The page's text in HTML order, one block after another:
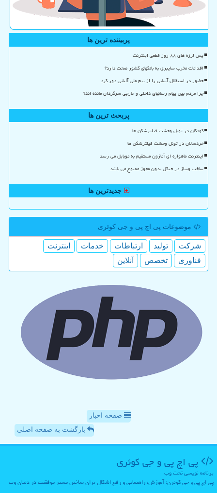
پربیننده ترین ها
پس لرزه های ۸۸ روز قطعی اینترنت
اقدامات مخرب سایبری به بانکهای کشور صحت دارد؟
حضور در استقلال آسانی را از تیم ملی آلبانی دور کرد
چرا مردم بین پیام رسانهای داخلی و خارجی سرگردان مانده اند؟
پربحث ترین ها
کودکان در تونل وحشت فیلترشکن ها
خردسالان در تونل وحشت فیلترشکن ها
اینترنت ماهواره ای آمازون مستقیم به موبایل می رسد
ساخت وساز در جنگل بدون مجوز ممنوع می باشد
جدیدترین ها
موضوعات پی اچ پی و جی كوئری
شركت تولید ارتباطات خدمات
اینترنت
فناوری
تخصص آنلاین
صفحه اخبار
بازگشت به صفحه اصلی
پی اچ پی و جی كوئری
برنامه نویسی تحت وب
پی اچ پی و جی کوئری؛ آموزش، راهنمایی و رفع اشکال برای ساختن مسیر موفقیت در دنیای وب